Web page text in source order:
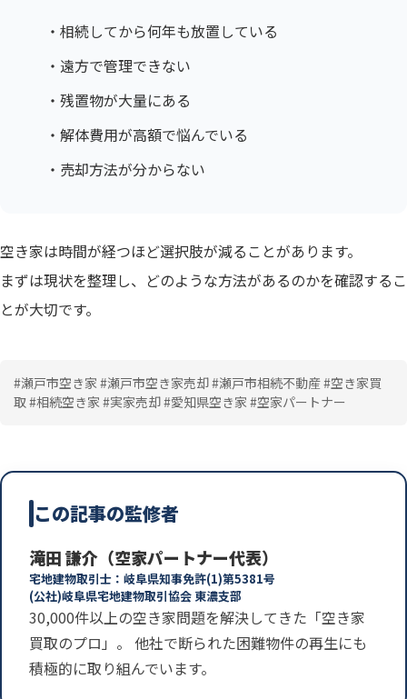
・相続してから何年も放置している
・遠方で管理できない
・残置物が大量にある
・解体費用が高額で悩んでいる
・売却方法が分からない
空き家は時間が経つほど選択肢が減ることがあります。
まずは現状を整理し、どのような方法があるのかを確認するこ
とが大切です。
#瀬戸市空き家 #瀬戸市空き家売却 #瀬戸市相続不動産 #空き家買
取 #相続空き家 #実家売却 #愛知県空き家 #空家パートナー
この記事の監修者
滝田 謙介（空家パートナー代表）
宅地建物取引士：岐阜県知事免許(1)第5381号
(公社)岐阜県宅地建物取引協会 東濃支部
30,000件以上の空き家問題を解決してきた「空き家
買取のプロ」。 他社で断られた困難物件の再生にも
積極的に取り組んでいます。